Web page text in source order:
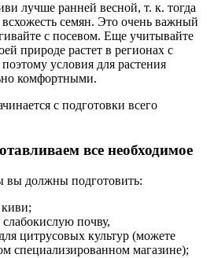
лучше ранней весной, т. к. тогда
семян. Это очень важный
с посевом. Еще учитывайте
природе растет в регионах с
условия для растения
комфортными.
с подготовки всего
все необходимое
должны подготовить:
почву,
цитрусовых культур (можете
специализированном магазине);